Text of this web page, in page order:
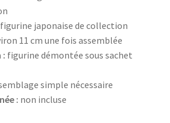
japonaise de collection
11 cm une fois assemblée
: figurine démontée sous sachet
simple nécessaire
: non incluse